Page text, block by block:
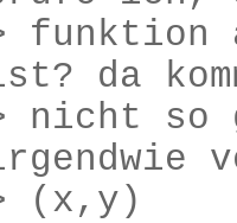
funktion
da
nicht so
(x,y)